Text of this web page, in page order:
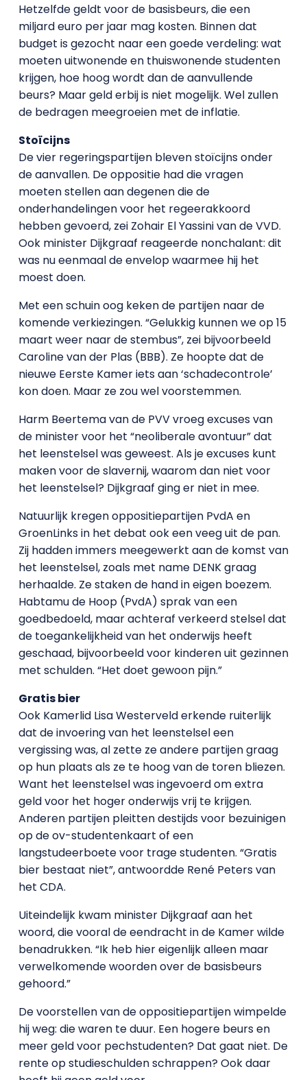
Hetzelfde geldt voor de basisbeurs, die een
miljard euro per jaar mag kosten. Binnen dat
budget is gezocht naar een goede verdeling: wat
moeten uitwonende en thuiswonende studenten
krijgen, hoe hoog wordt dan de aanvullende
beurs? Maar geld erbij is niet mogelijk. Wel zullen
de bedragen meegroeien met de inflatie.
Stoïcijns
De vier regeringspartijen bleven stoïcijns onder
de aanvallen. De oppositie had die vragen
moeten stellen aan degenen die de
onderhandelingen voor het regeerakkoord
hebben gevoerd, zei Zohair El Yassini van de VVD.
Ook minister Dijkgraaf reageerde nonchalant: dit
was nu eenmaal de envelop waarmee hij het
moest doen.
Met een schuin oog keken de partijen naar de
komende verkiezingen. “Gelukkig kunnen we op 15
maart weer naar de stembus”, zei bijvoorbeeld
Caroline van der Plas (BBB). Ze hoopte dat de
nieuwe Eerste Kamer iets aan ‘schadecontrole’
kon doen. Maar ze zou wel voorstemmen.
Harm Beertema van de PVV vroeg excuses van
de minister voor het “neoliberale avontuur” dat
het leenstelsel was geweest. Als je excuses kunt
maken voor de slavernij, waarom dan niet voor
het leenstelsel? Dijkgraaf ging er niet in mee.
Natuurlijk kregen oppositiepartijen PvdA en
GroenLinks in het debat ook een veeg uit de pan.
Zij hadden immers meegewerkt aan de komst van
het leenstelsel, zoals met name DENK graag
herhaalde. Ze staken de hand in eigen boezem.
Habtamu de Hoop (PvdA) sprak van een
goedbedoeld, maar achteraf verkeerd stelsel dat
de toegankelijkheid van het onderwijs heeft
geschaad, bijvoorbeeld voor kinderen uit gezinnen
met schulden. “Het doet gewoon pijn.”
Gratis bier
Ook Kamerlid Lisa Westerveld erkende ruiterlijk
dat de invoering van het leenstelsel een
vergissing was, al zette ze andere partijen graag
op hun plaats als ze te hoog van de toren bliezen.
Want het leenstelsel was ingevoerd om extra
geld voor het hoger onderwijs vrij te krijgen.
Anderen partijen pleitten destijds voor bezuinigen
op de ov-studentenkaart of een
langstudeerboete voor trage studenten. “Gratis
bier bestaat niet”, antwoordde René Peters van
het CDA.
Uiteindelijk kwam minister Dijkgraaf aan het
woord, die vooral de eendracht in de Kamer wilde
benadrukken. “Ik heb hier eigenlijk alleen maar
verwelkomende woorden over de basisbeurs
gehoord.”
De voorstellen van de oppositiepartijen wimpelde
hij weg: die waren te duur. Een hogere beurs en
meer geld voor pechstudenten? Dat gaat niet. De
rente op studieschulden schrappen? Ook daar